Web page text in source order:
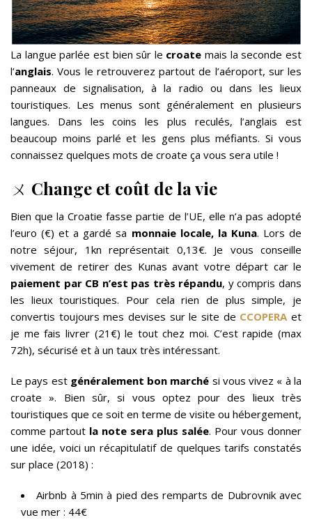
La langue parlée est bien sûr le croate mais la seconde est
l’anglais. Vous le retrouverez partout de l’aéroport, sur les
panneaux de signalisation, à la radio ou dans les lieux
touristiques. Les menus sont généralement en plusieurs
langues. Dans les coins les plus reculés, l’anglais est
beaucoup moins parlé et les gens plus méfiants. Si vous
connaissez quelques mots de croate ça vous sera utile !
ㄨ Change et coût de la vie
Bien que la Croatie fasse partie de l’UE, elle n’a pas adopté
l’euro (€) et a gardé sa monnaie locale, la Kuna. Lors de
notre séjour, 1kn représentait 0,13€. Je vous conseille
vivement de retirer des Kunas avant votre départ car le
paiement par CB n’est pas très répandu, y compris dans
les lieux touristiques. Pour cela rien de plus simple, je
convertis toujours mes devises sur le site de CCOPERA et
je me fais livrer (21€) le tout chez moi. C’est rapide (max
72h), sécurisé et à un taux très intéressant.
Le pays est généralement bon marché si vous vivez « à la
croate ». Bien sûr, si vous optez pour des lieux très
touristiques que ce soit en terme de visite ou hébergement,
comme partout la note sera plus salée. Pour vous donner
une idée, voici un récapitulatif de quelques tarifs constatés
sur place (2018) :
Airbnb à 5min à pied des remparts de Dubrovnik avec
vue mer : 44€